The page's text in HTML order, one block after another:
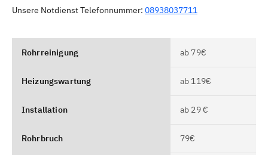
Unsere Notdienst Telefonnummer: 08938037711
Rohrreinigung ab 79€
Heizungswartung ab 119€
Installation ab 29 €
Rohrbruch 79€